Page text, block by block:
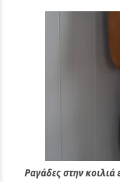
Ραγάδες στην